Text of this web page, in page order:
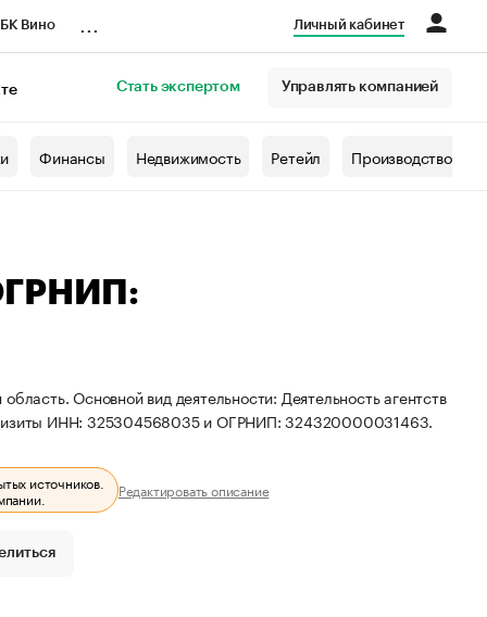
Вино Личный кабинет
Стать экспертом Управлять компанией
Финансы Недвижимость Ретейл Производство
Основной вид деятельности: Деятельность агентств
ИНН: 325304568035 и ОГРНИП: 324320000031463.
источников.
Редактировать описание